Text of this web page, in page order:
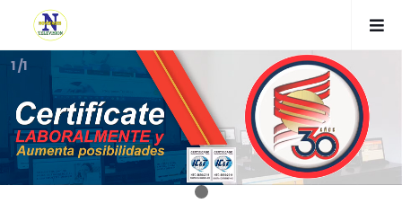
1 /1